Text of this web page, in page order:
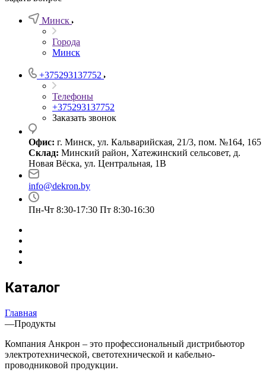
Минск
Города
Минск
+375293137752
Телефоны
+375293137752
Заказать звонок
Офис: г. Минск, ул. Кальварийская, 21/3, пом. №164, 165
Склад: Минский район, Хатежинский сельсовет, д.
Новая Вёска, ул. Центральная, 1В
info@dekron.by
Пн-Чт 8:30-17:30 Пт 8:30-16:30
Каталог
Главная
—Продукты
Компания Анкрон – это профессиональный дистрибьютор
электротехнической, светотехнической и кабельно-
проводниковой продукции.